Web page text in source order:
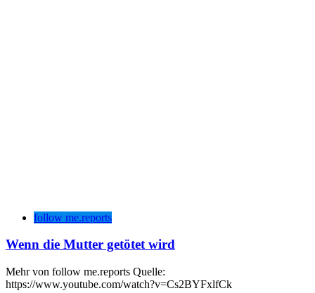
follow me.reports
Wenn die Mutter getötet wird
Mehr von follow me.reports Quelle:
https://www.youtube.com/watch?v=Cs2BYFxlfCk